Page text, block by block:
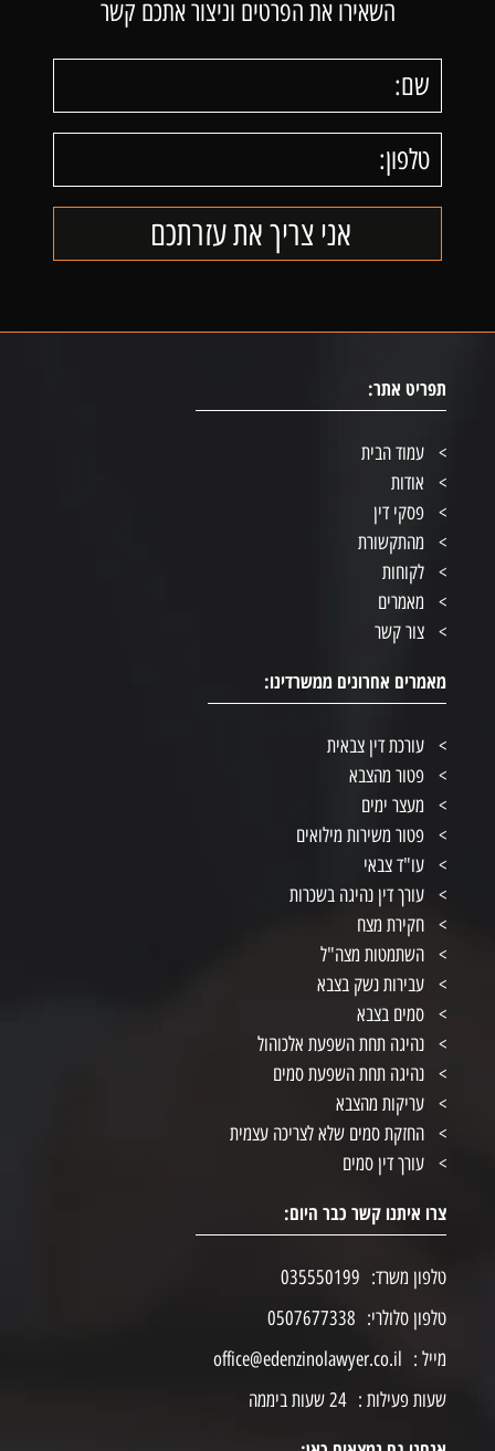
השאירו את הפרטים וניצור אתכם קשר
תפריט אתר:
עמוד הבית
אודות
פסקי דין
מהתקשורת
לקוחות
מאמרים
צור קשר
מאמרים אחרונים ממשרדינו:
עורכת דין צבאית
פטור מהצבא
מעצר ימים
פטור משירות מילואים
עו"ד צבאי
עורך דין נהיגה בשכרות
חקירת מצח
השתמטות מצה"ל
עבירות נשק בצבא
סמים בצבא
נהיגה תחת השפעת אלכוהול
נהיגה תחת השפעת סמים
עריקות מהצבא
החזקת סמים שלא לצריכה עצמית
עורך דין סמים
צרו איתנו קשר כבר היום:
טלפון משרד: 035550199
טלפון סלולרי: 0507677338
מייל : office@edenzinolawyer.co.il
שעות פעילות : 24 שעות ביממה